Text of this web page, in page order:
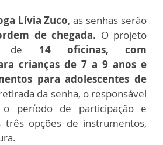
Lívia Zuco, as senhas serão
de chegada. O projeto
de 14 oficinas, com
crianças de 7 a 9 anos e
para adolescentes de
da senha, o responsável
o período de participação e
três opções de instrumentos,